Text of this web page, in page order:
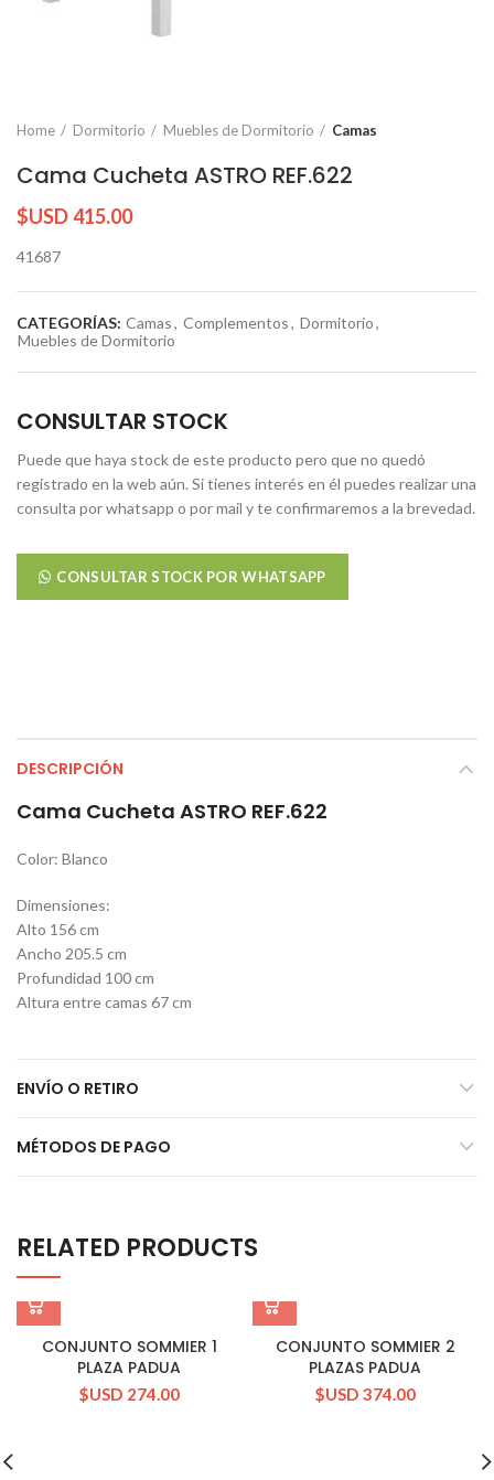
Home Dormitorio Muebles de Dormitorio Camas
Cama Cucheta ASTRO REF.622
$USD415.00
41687
CATEGORÍAS: Camas, Complementos, Dormitorio,
Muebles de Dormitorio
CONSULTAR STOCK
Puede que haya stock de este producto pero que no quedó
registrado en la web aún. Si tienes interés en él puedes realizar una
consulta por whatsapp o por mail y te confirmaremos a la brevedad.
CONSULTAR STOCK POR WHATSAPP
DESCRIPCIÓN
Cama Cucheta ASTRO REF.622
Color: Blanco
Dimensiones:
Alto 156 cm
Ancho 205.5 cm
Profundidad 100 cm
Altura entre camas 67 cm
ENVÍO O RETIRO
MÉTODOS DE PAGO
RELATED PRODUCTS
CONJUNTO SOMMIER 1
PLAZA PADUA
$USD 274.00
CONJUNTO SOMMIER 2
PLAZAS PADUA
$USD 374.00